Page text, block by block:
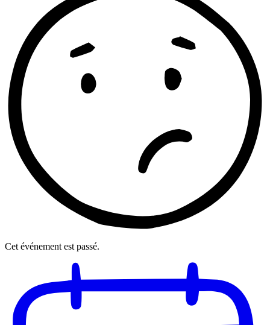
Cet événement est passé.